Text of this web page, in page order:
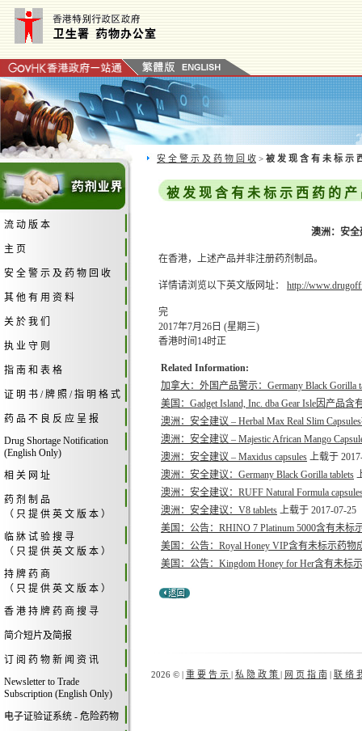
流 动 版 本
主 页
安 全 警 示 及 药 物 回 收
其 他 有 用 资 料
关 於 我 们
执 业 守 则
指 南 和 表 格
证 明 书 / 牌 照 / 指 明 格 式
药 品 不 良 反 应 呈 报
Drug Shortage Notification
(English Only)
相 关 网 址
药 剂 制 品
（ 只 提 供 英 文 版 本 ）
临 牀 试 验 搜 寻
（ 只 提 供 英 文 版 本 ）
持 牌 药 商
（ 只 提 供 英 文 版 本 ）
香 港 持 牌 药 商 搜 寻
简介短片及简报
订 阅 药 物 新 闻 资 讯
Newsletter to Trade
Subscription (English Only)
电子证验证系统 - 危险药物
安 全 警 示 及 药 物 回 收 > 被 发 现 含 有 未 标 示
被 发 现 含 有 未 标 示 西 药 的 产
澳洲：安全
在香港，上述产品并非注册药剂制品。
详情请浏览以下英文版网址： http://
完
2017年7月26日 (星期三)
香港时间14时正
Related Information:
加拿大：外国产品警示：Germany Black Gorilla
美国：Gadget Island, Inc. dba Gear Isle因产品
澳洲：安全建议 – Herbal Max Real Slim
澳洲：安全建议 – Majestic African Mango
澳洲：安全建议 – Maxidus capsules 上载于
澳洲：安全建议：Germany Black Gorilla tablets
澳洲：安全建议：RUFF Natural Formula
澳洲：安全建议：V8 tablets 上载于 2017-07-25
美国：公告：RHINO 7 Platinum 5000含有未标
美国：公告：Royal Honey VIP含有未标示药物
美国：公告：Kingdom Honey for Her含有未标
2026 © | 重 要 告 示 | 私 隐 政 策 | 网 页 指 南| 联 络